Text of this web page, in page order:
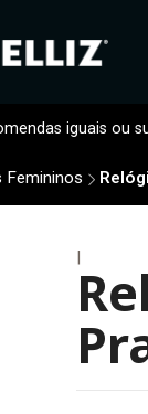
iguais ou
Femininos
|